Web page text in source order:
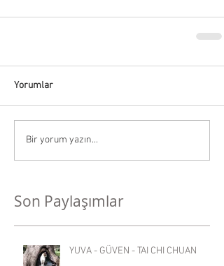
Yorumlar
Bir yorum yazın...
Son Paylaşımlar
YUVA - GÜVEN - TAI CHI CHUAN